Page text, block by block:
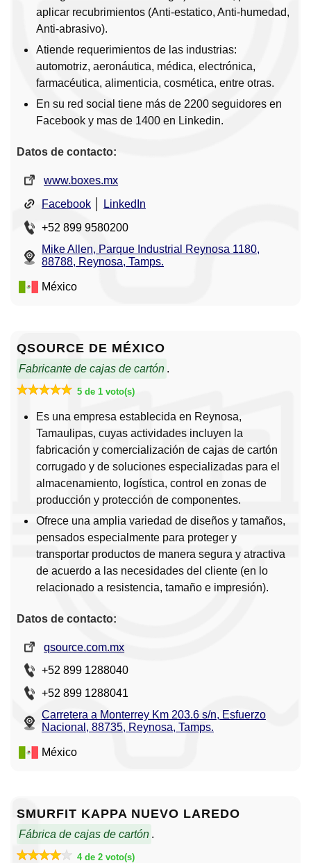
aplicar recubrimientos (Anti-estatico, Anti-humedad,
Anti-abrasivo).
Atiende requerimientos de las industrias:
automotriz, aeronáutica, médica, electrónica,
farmacéutica, alimenticia, cosmética, entre otras.
En su red social tiene más de 2200 seguidores en
Facebook y mas de 1400 en Linkedin.
Datos de contacto:
www.boxes.mx
Facebook
LinkedIn
+52 899 9580200
Mike Allen, Parque Industrial Reynosa 1180,
88788, Reynosa, Tamps.
México
QSOURCE DE MÉXICO
Fabricante de cajas de cartón .
5 de 1 voto(s)
Es una empresa establecida en Reynosa,
Tamaulipas, cuyas actividades incluyen la
fabricación y comercialización de cajas de cartón
corrugado y de soluciones especializadas para el
almacenamiento, logística, control en zonas de
producción y protección de componentes.
Ofrece una amplia variedad de diseños y tamaños,
pensados especialmente para proteger y
transportar productos de manera segura y atractiva
de acuerdo a las necesidades del cliente (en lo
relacionado a resistencia, tamaño e impresión).
Datos de contacto:
qsource.com.mx
+52 899 1288040
+52 899 1288041
Carretera a Monterrey Km 203.6 s/n, Esfuerzo
Nacional, 88735, Reynosa, Tamps.
México
SMURFIT KAPPA NUEVO LAREDO
Fábrica de cajas de cartón .
4 de 2 voto(s)